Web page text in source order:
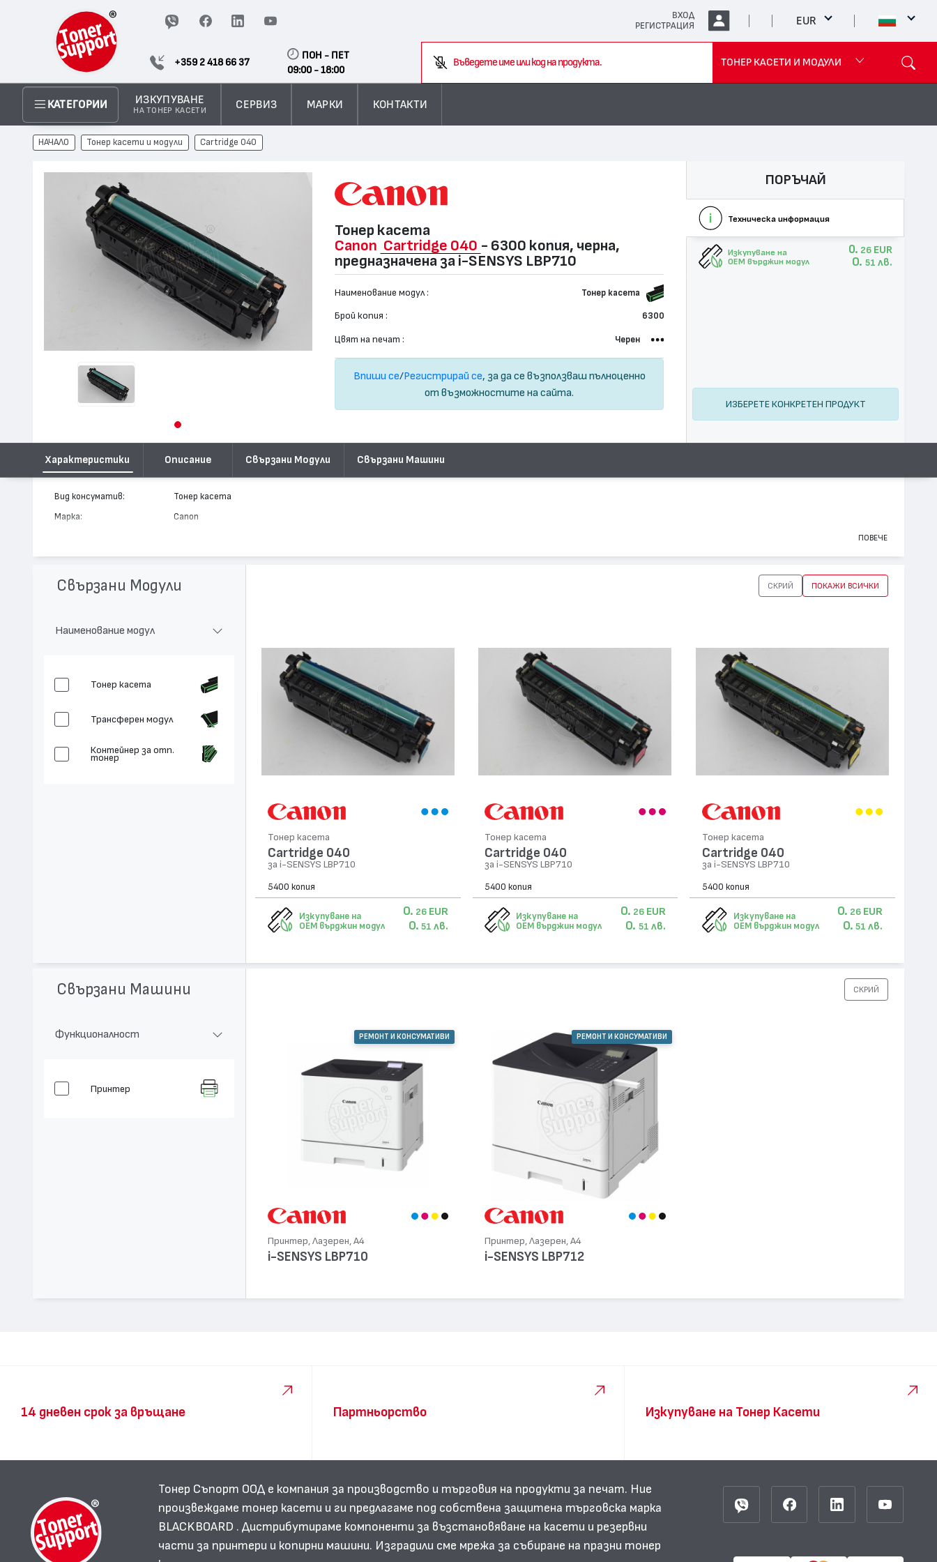
ВХОД
РЕГИСТРАЦИЯ
EUR
+359 2 418 66 37
ПОН - ПЕТ
09:00 - 18:00
Въведете име или код на продукта.
ТОНЕР КАСЕТИ И МОДУЛИ
КАТЕГОРИИ ИЗКУПУВАНЕ
НА ТОНЕР КАСЕТИ
СЕРВИЗ МАРКИ КОНТАКТИ
НАЧАЛО Тонер касети и модули Cartridge 040
Тонер касета
Canon Cartridge 040 - 6300 копия, черна,
предназначена за i-SENSYS LBP710
Наименование модул : Тонер касета
Брой копия : 6300
Цвят на печат : Черен
Впиши се/Регистрирай се, за да се възползваш пълноценно
от възможностите на сайта.
ПОРЪЧАЙ
Техническа информация
Изкупуване на
OEM върджин модул
0. 26 EUR
0. 51 лв.
ИЗБЕРЕТЕ КОНКРЕТЕН ПРОДУКТ
Характеристики Описание Свързани Модули Свързани Машини
Вид консуматив: Тонер касета
Марка: Canon
Цвят: Черен
Капацитет:
ПОВЕЧЕ
Свързани Модули СКРИЙ ПОКАЖИ ВСИЧКИ
Наименование модул
Тонер касета
Трансферен модул
Контейнер за отп.
тонер
Тонер касета
Cartridge 040
за i-SENSYS LBP710
5400 копия
Изкупуване на
OEM върджин модул
0. 26 EUR
0. 51 лв.
Тонер касета
Cartridge 040
за i-SENSYS LBP710
5400 копия
Изкупуване на
OEM върджин модул
0. 26 EUR
0. 51 лв.
Тонер касета
Cartridge 040
за i-SENSYS LBP710
5400 копия
Изкупуване на
OEM върджин модул
0. 26 EUR
0. 51 лв.
Свързани Машини СКРИЙ
Функционалност
Принтер
РЕМОНТ И КОНСУМАТИВИ
Принтер, Лазерен, А4
i-SENSYS LBP710
РЕМОНТ И КОНСУМАТИВИ
Принтер, Лазерен, А4
i-SENSYS LBP712
14 дневен срок за връщане Партньорство Изкупуване на Тонер Касети
Тонер Съпорт ООД е компания за производство и търговия на продукти за печат. Ние
произвеждаме тонер касети и ги предлагаме под собствена защитена търговска марка
BLACKBOARD . Дистрибутираме компоненти за възстановяване на касети и резервни
части за принтери и копирни машини. Изградили сме мрежа за събиране на празни тонер